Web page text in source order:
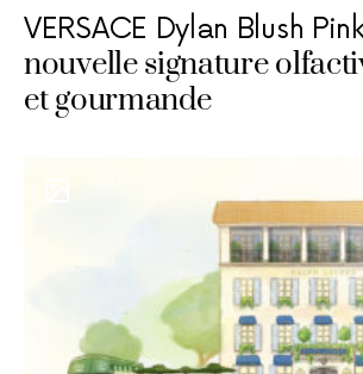
VERSACE Dylan Blush
nouvelle signature
et gourmande